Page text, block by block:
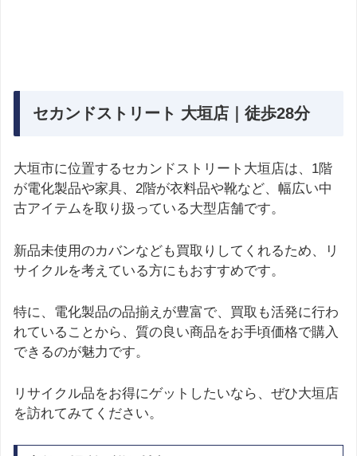
セカンドストリート 大垣店｜徒歩28分
大垣市に位置するセカンドストリート大垣店は、1階
が電化製品や家具、2階が衣料品や靴など、幅広い中
古アイテムを取り扱っている大型店舗です。
新品未使用のカバンなども買取りしてくれるため、リ
サイクルを考えている方にもおすすめです。
特に、電化製品の品揃えが豊富で、買取も活発に行わ
れていることから、質の良い商品をお手頃価格で購入
できるのが魅力です。
リサイクル品をお得にゲットしたいなら、ぜひ大垣店
を訪れてみてください。